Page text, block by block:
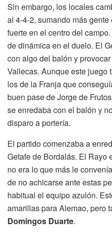
Sin embargo, los locales
al 4-4-2, sumando más
fuerte en el centro del
de dinámica en el duelo. El
con algo del balón y
Vallecas. Aunque este juego
los de la Franja que
buen pase de Jorge de
se enredaba con el balón y
disparo a portería.
El partido comenzaba a
Getafe de Bordalás. El Rayo
no era lo que más le
de no achicarse ante estas
habitual el equipo azulón.
amarillas para Alemao, pero
Domingos Duarte.